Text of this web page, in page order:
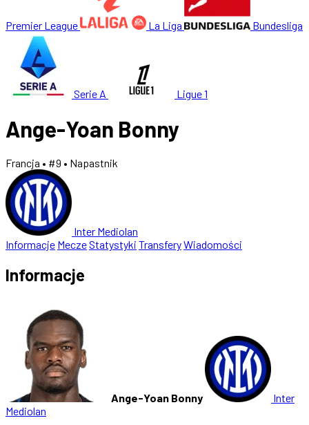
Premier League La Liga Bundesliga
Serie A Ligue 1
Ange-Yoan Bonny
Francja • #9 • Napastnik
Inter Mediolan
Informacje MeczeStatystyki TransferyWiadomości
Informacje
Ange-Yoan Bonny
Inter
Mediolan